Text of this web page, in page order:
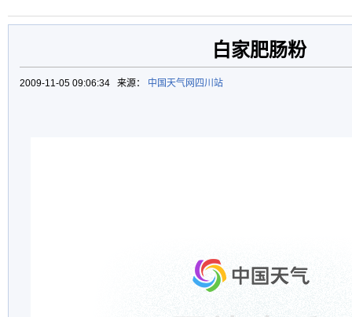
白家肥肠粉
2009-11-05 09:06:34 来源： 中国天气网四川站